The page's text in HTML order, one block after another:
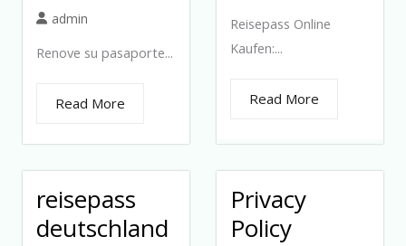
admin
Renove su pasaporte...
Read More
Reisepass Online
Kaufen:...
Read More
reisepass
deutschland
Privacy
Policy